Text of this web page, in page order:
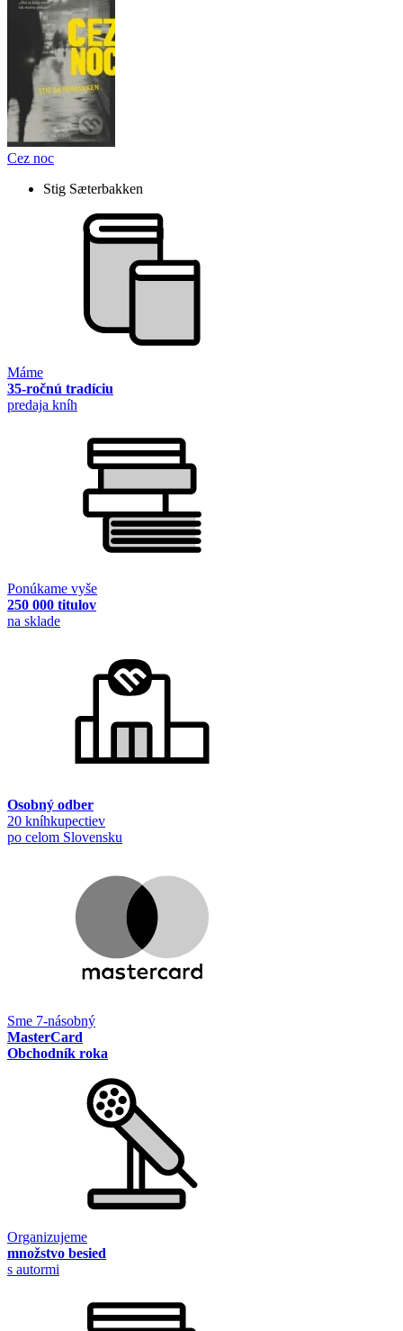
Cez noc
Stig Sæterbakken
Máme
35-ročnú tradíciu
predaja kníh
Ponúkame vyše
250 000 titulov
na sklade
Osobný odber
20 kníhkupectiev
po celom Slovensku
Sme 7-násobný
MasterCard
Obchodník roka
Organizujeme
množstvo besied
s autormi